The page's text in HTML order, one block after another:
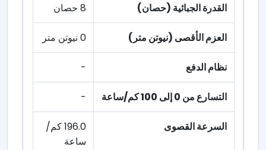
القدرة الجبائية (حصان) 8 حصان
العزم الأقصى (نيوتن متر) 0 نيوتن متر
نظام الدفع -
التسارع من 0 إلى 100 كم/ساعة -
السرعة القصوى
196.0 كم/
ساعة